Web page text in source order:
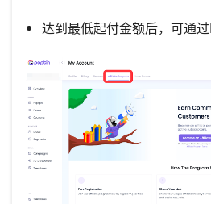
达到最低起付金额后，可通过